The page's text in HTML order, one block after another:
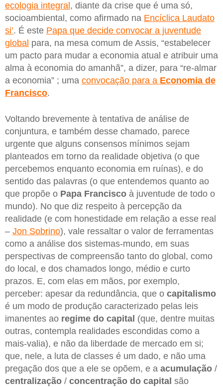
ecologia integral , diante da crise que é uma só,
socioambiental, como afirmado na Encíclica Laudato
si’. É este Papa que decide convocar a juventude
global para, na mesa comum de Assis, “estabelecer
um pacto para mudar a economia atual e atribuir uma
alma à economia do amanhã”, a dizer, para “re-almar
a economia” ; uma convocação para a Economia de
Francisco.
Voltando brevemente à tentativa de análise de
conjuntura, e também desse chamado, parece
urgente que alguns consensos mínimos sejam
planteados em torno da realidade objetiva (o que
percebemos enquanto economia em ruínas), e do
sentido das palavras (o que entendemos quanto ao
que propõe o Papa Francisco à juventude de todo o
mundo). No que diz respeito à percepção da
realidade (e com honestidade em relação a esse real
– Jon Sobrino), vale ressaltar o valor de ferramentas
como a análise dos sistemas-mundo, em suas
perspectivas de compreensão tanto do global, como
do local, e dos chamados longo, médio e curto
prazos. E, com elas em mãos, por exemplo,
perceber: apesar da redundância, que o capitalismo
é um modo de produção caracterizado pelas leis
imanentes ao regime do capital (que, dentre muitas
outras, contempla realidades escondidas como a
mais-valia), e não da liberdade de mercado em si;
que, nele, a luta de classes é um dado, e não uma
pregação dos que a ele se opõem, e a acumulação /
centralização / concentração do capital são